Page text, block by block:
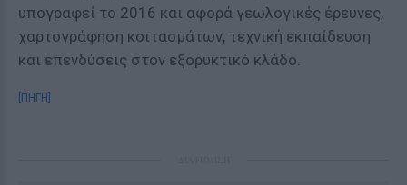
υπογραφεί το 2016 και αφορά γεωλογικές έρευνες,
χαρτογράφηση κοιτασμάτων, τεχνική εκπαίδευση
και επενδύσεις στον εξορυκτικό κλάδο.
[ΠΗΓΗ]